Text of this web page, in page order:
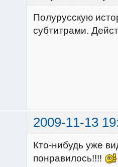
Полурусскую
субтитрами.
2009-11-13
Кто-нибудь уже
понравилось!!!!